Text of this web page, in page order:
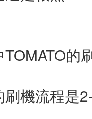
TOMATO的
刷機流程是